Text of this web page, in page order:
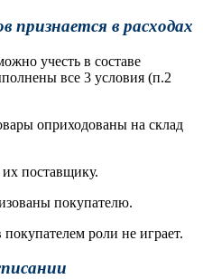
признается в расходах
учесть в составе
все 3 условия (п.2
оприходованы на склад
поставщику.
покупателю.
роли не играет.